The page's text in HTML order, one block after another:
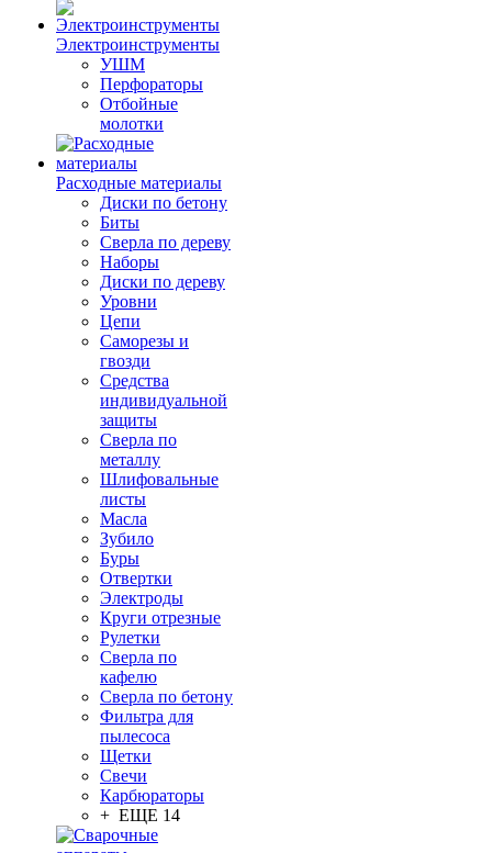
Электроинструменты
УШМ
Перфораторы
Отбойные
молотки
Расходные материалы
Диски по бетону
Биты
Сверла по дереву
Наборы
Диски по дереву
Уровни
Цепи
Саморезы и
гвозди
Средства
индивидуальной
защиты
Сверла по
металлу
Шлифовальные
листы
Масла
Зубило
Буры
Отвертки
Электроды
Круги отрезные
Рулетки
Сверла по
кафелю
Сверла по бетону
Фильтра для
пылесоса
Щетки
Свечи
Карбюраторы
+ ЕЩЕ 14